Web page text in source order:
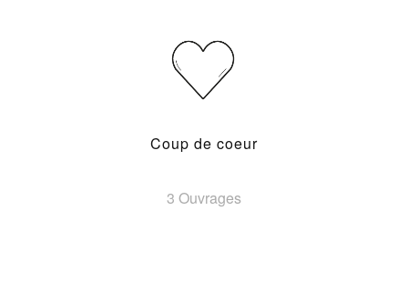
Coup de coeur
3 Ouvrages